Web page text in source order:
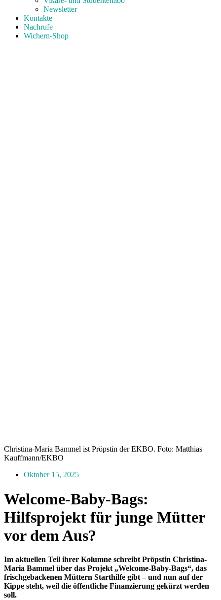
Newsletter
Kontakte
Nachrufe
Wichern-Shop
Christina-Maria Bammel ist Pröpstin der EKBO. Foto: Matthias
Kauffmann/EKBO
Oktober 15, 2025
Welcome-Baby-Bags:
Hilfsprojekt für junge Mütter
vor dem Aus?
Im aktuellen Teil ihrer Kolumne schreibt Pröpstin Christina-
Maria Bammel über das Projekt „Welcome-Baby-Bags“, das
frischgebackenen Müttern Starthilfe gibt – und nun auf der
Kippe steht, weil die öffentliche Finanzierung gekürzt werden
soll.